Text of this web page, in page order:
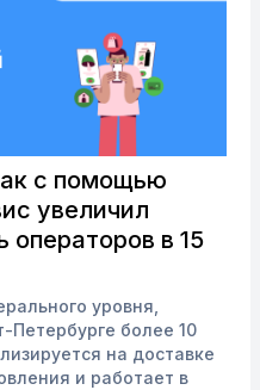
с помощью
увеличил
операторов в 15
уровня,
Петербурге более 10
на доставке
и работает в